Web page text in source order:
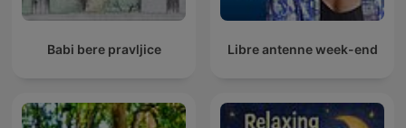
Babi bere pravljice Libre antenne week-end